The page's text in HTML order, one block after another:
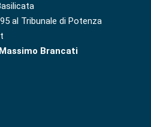
al Tribunale di Potenza
Massimo Brancati